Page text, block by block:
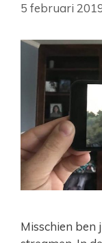
5 februari
Misschien ben